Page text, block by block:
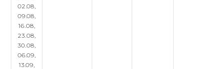
02.08,
09.08,
16.08,
23.08,
30.08,
06.09,
13.09,